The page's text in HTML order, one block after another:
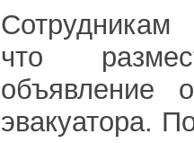
что
объявление
эвакуатора.